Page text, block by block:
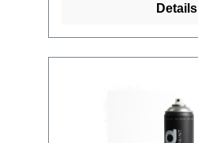
Details